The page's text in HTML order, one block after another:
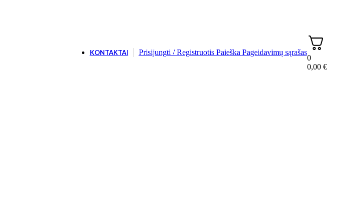
KONTAKTAI Prisijungti / Registruotis Paieška Pageidavimų sąrašas
0
0,00 €